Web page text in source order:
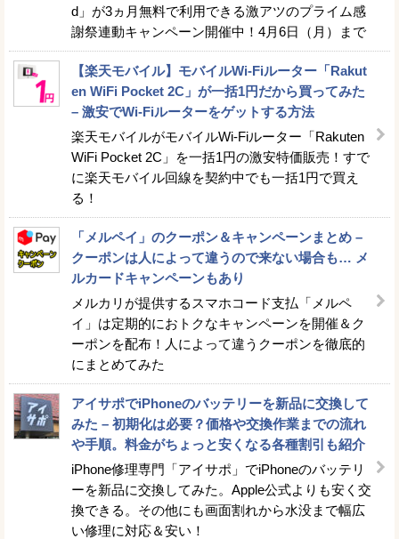
d」が3ヵ月無料で利用できる激アツのプライム感
謝祭連動キャンペーン開催中！4月6日（月）まで
【楽天モバイル】モバイルWi-Fiルーター「Rakut
en WiFi Pocket 2C」が一括1円だから買ってみた
– 激安でWi-Fiルーターをゲットする方法
楽天モバイルがモバイルWi-Fiルーター「Rakuten
WiFi Pocket 2C」を一括1円の激安特価販売！すで
に楽天モバイル回線を契約中でも一括1円で買え
る！
「メルペイ」のクーポン＆キャンペーンまとめ –
クーポンは人によって違うので来ない場合も… メ
ルカードキャンペーンもあり
メルカリが提供するスマホコード支払「メルペ
イ」は定期的におトクなキャンペーンを開催＆ク
ーポンを配布！人によって違うクーポンを徹底的
にまとめてみた
アイサポでiPhoneのバッテリーを新品に交換して
みた – 初期化は必要？価格や交換作業までの流れ
や手順。料金がちょっと安くなる各種割引も紹介
iPhone修理専門「アイサポ」でiPhoneのバッテリ
ーを新品に交換してみた。Apple公式よりも安く交
換できる。その他にも画面割れから水没まで幅広
い修理に対応＆安い！